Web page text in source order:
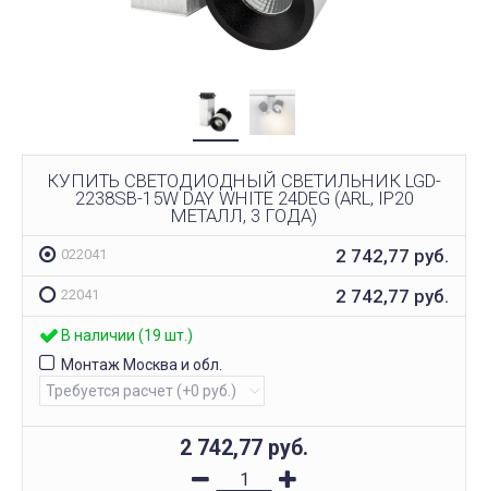
КУПИТЬ СВЕТОДИОДНЫЙ СВЕТИЛЬНИК LGD-
2238SB-15W DAY WHITE 24DEG (ARL, IP20
МЕТАЛЛ, 3 ГОДА)
022041 2 742,77 руб.
22041 2 742,77 руб.
В наличии (19 шт.)
Монтаж Москва и обл.
2 742,77 руб.